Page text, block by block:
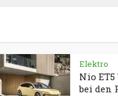
Elektro
Nio
bei den